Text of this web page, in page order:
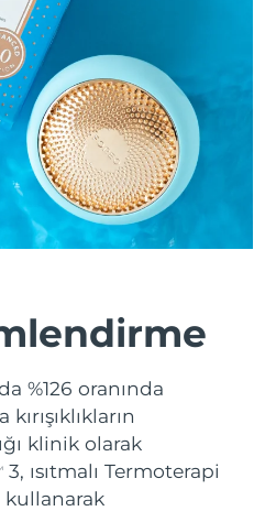
%126 oranında
klinik olarak
3, ısıtmalı Termoterapi
kullanarak